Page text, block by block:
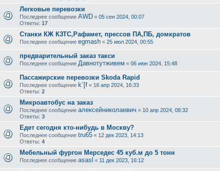
Легковые перевозки
Последнее сообщение AWD « 05 сен 2024, 00:07
Ответы: 17
Станки КЖ КЗТС,Рафамет, прессов ПА,ПБ, домкратов
Последнее сообщение egmash « 25 июл 2024, 00:55
предварительный заказ такси
Последнее сообщение Давнотутживем « 06 июн 2024, 15:48
Пассажирские перевозки Skoda Rapid
Последнее сообщение k`[f « 16 апр 2024, 16:33
Ответы: 2
Микроавтобус на заказ
Последнее сообщение алексейниколаевич « 10 апр 2024, 08:32
Ответы: 3
Едет сегодня кто-нибудь в Москву?
Последнее сообщение tru65 « 12 дек 2023, 14:13
Ответы: 4
Мебельный фургон Мерседес 45 куб.м до 5 тонн
Последнее сообщение asasl « 11 дек 2023, 16:12